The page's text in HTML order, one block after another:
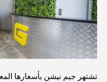
أغلى دولة في العالم:
البدنية في المنطقة
تشتهر جيم نيشن بأسعارها